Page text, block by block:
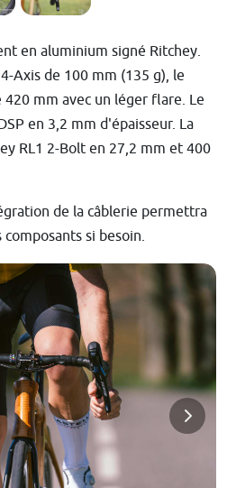
en aluminium signé Ritchey.
Axis de 100 mm (135 g), le
mm avec un léger flare. Le
en 3,2 mm d'épaisseur. La
RL1 2-Bolt en 27,2 mm et 400
de la câblerie permettra
si besoin.